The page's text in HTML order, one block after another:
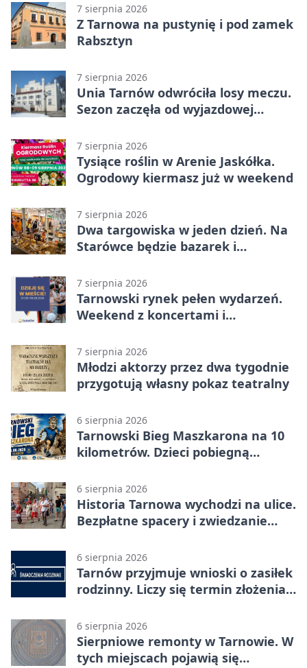
7 sierpnia 2026
Z Tarnowa na pustynię i pod zamek
Rabsztyn
7 sierpnia 2026
Unia Tarnów odwróciła losy meczu.
Sezon zaczęła od wyjazdowej
7 sierpnia 2026
Tysiące roślin w Arenie Jaskółka.
Ogrodowy kiermasz już w weekend
7 sierpnia 2026
Dwa targowiska w jeden dzień. Na
Starówce będzie bazarek i
7 sierpnia 2026
Tarnowski rynek pełen wydarzeń.
Weekend z koncertami i
7 sierpnia 2026
Młodzi aktorzy przez dwa tygodnie
przygotują własny pokaz teatralny
6 sierpnia 2026
Tarnowski Bieg Maszkarona na 10
kilometrów. Dzieci pobiegną
6 sierpnia 2026
Historia Tarnowa wychodzi na ulice.
Bezpłatne spacery i zwiedzanie
6 sierpnia 2026
Tarnów przyjmuje wnioski o zasiłek
rodzinny. Liczy się termin złożenia
6 sierpnia 2026
Sierpniowe remonty w Tarnowie. W
tych miejscach pojawią się